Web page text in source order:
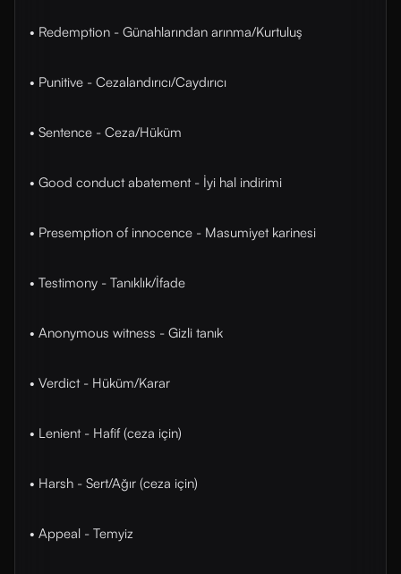
• Redemption - Günahlarından arınma/Kurtuluş
• Punitive - Cezalandırıcı/Caydırıcı
• Sentence - Ceza/Hüküm
• Good conduct abatement - İyi hal indirimi
• Presemption of innocence - Masumiyet karinesi
• Testimony - Tanıklık/İfade
• Anonymous witness - Gizli tanık
• Verdict - Hüküm/Karar
• Lenient - Hafif (ceza için)
• Harsh - Sert/Ağır (ceza için)
• Appeal - Temyiz